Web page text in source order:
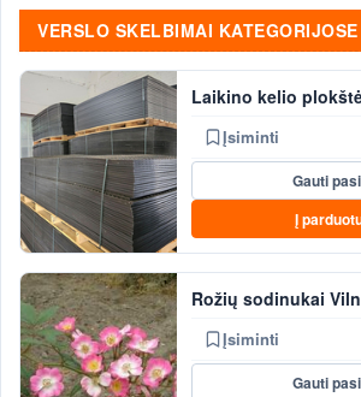
VERSLO SKELBIMAI KATEGORIJOSE
Laikino kelio
Įsiminti
Gauti
Į
Rožių sodinukai
Įsiminti
Gauti